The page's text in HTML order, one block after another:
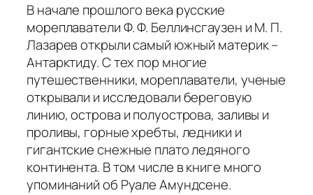
В начале прошлого века русские
мореплаватели Ф. Ф. Беллинсгаузен и М. П.
Лазарев открыли самый южный материк –
Антарктиду. С тех пор многие
путешественники, мореплаватели, ученые
открывали и исследовали береговую
линию, острова и полуострова, заливы и
проливы, горные хребты, ледники и
гигантские снежные плато ледяного
континента. В том числе в книге много
упоминаний об Руале Амундсене.